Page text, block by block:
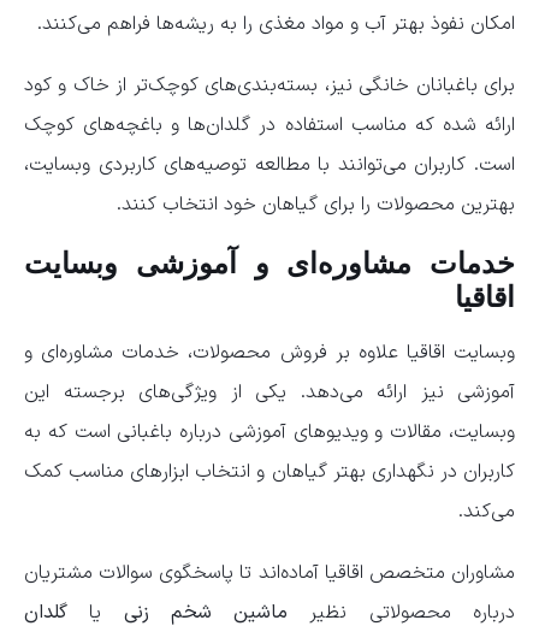
امکان نفوذ بهتر آب و مواد مغذی را به ریشه‌ها فراهم می‌کنند.
برای باغبانان خانگی نیز، بسته‌بندی‌های کوچک‌تر از خاک و کود
ارائه شده که مناسب استفاده در گلدان‌ها و باغچه‌های کوچک
است. کاربران می‌توانند با مطالعه توصیه‌های کاربردی وبسایت،
بهترین محصولات را برای گیاهان خود انتخاب کنند.
خدمات مشاوره‌ای و آموزشی وبسایت
اقاقیا
وبسایت اقاقیا علاوه بر فروش محصولات، خدمات مشاوره‌ای و
آموزشی نیز ارائه می‌دهد. یکی از ویژگی‌های برجسته این
وبسایت، مقالات و ویدیوهای آموزشی درباره باغبانی است که به
کاربران در نگهداری بهتر گیاهان و انتخاب ابزارهای مناسب کمک
می‌کند.
مشاوران متخصص اقاقیا آماده‌اند تا پاسخگوی سوالات مشتریان
درباره محصولاتی نظیر ماشین شخم زنی یا گلدان